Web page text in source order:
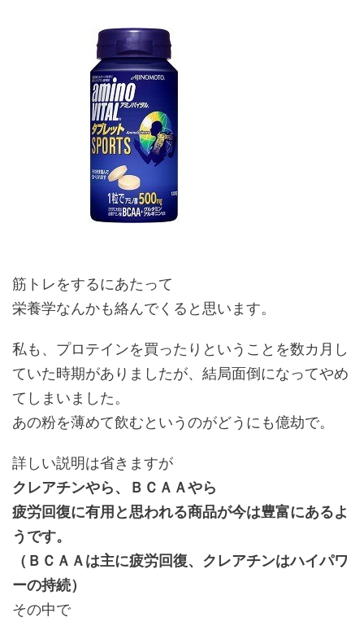
筋トレをするにあたって
栄養学なんかも絡んでくると思います。
私も、プロテインを買ったりということを数カ月し
ていた時期がありましたが、結局面倒になってやめ
てしまいました。
あの粉を薄めて飲むというのがどうにも億劫で。
詳しい説明は省きますが
クレアチンやら、ＢＣＡＡやら
疲労回復に有用と思われる商品が今は豊富にあるよ
うです。
（ＢＣＡＡは主に疲労回復、クレアチンはハイパワ
ーの持続）
その中で